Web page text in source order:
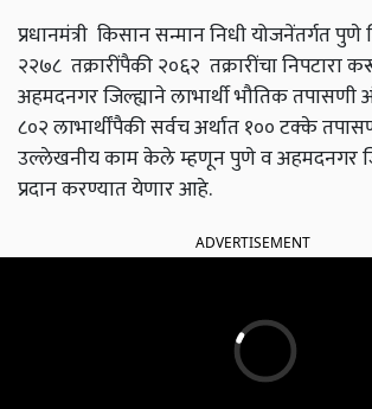
प्रधानमंत्री किसान सन्मान निधी योजनेंतर्गत पुणे
२२७८ तक्रारींपैकी २०६२ तक्रारींचा
अहमदनगर जिल्ह्याने लाभार्थी भौतिक तपासणी
८०२ लाभार्थींपैकी सर्वच अर्थात १०० टक्के
उल्लेखनीय काम केले म्हणून पुणे व अहमदनगर
प्रदान करण्यात येणार आहे.
ADVERTISEMENT